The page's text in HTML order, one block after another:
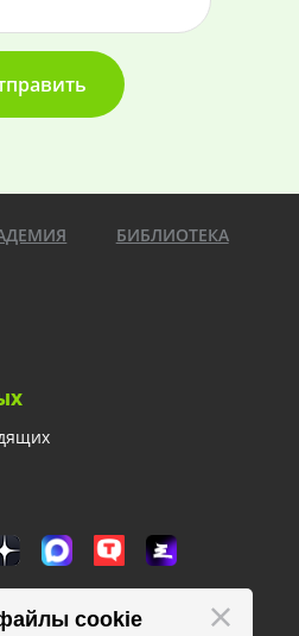
БИБЛИОТЕКА
4а
cookie